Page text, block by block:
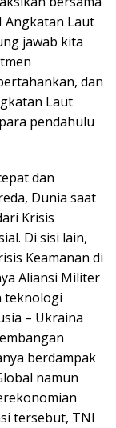
Angkatan Laut
jawab kita
dan
Laut
pendahulu
dan
Dunia saat
Krisis
Di sisi lain,
Keamanan di
Aliansi Militer
teknologi
– Ukraina
berdampak
namun
tersebut, TNI